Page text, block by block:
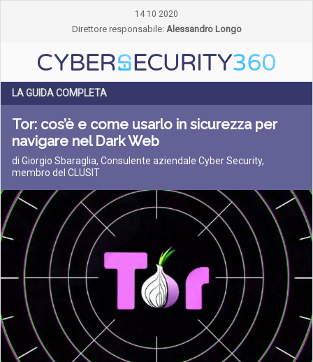
14 10 2020
Direttore responsabile: Alessandro Longo
LA GUIDA COMPLETA
Tor: cos’è e come usarlo in sicurezza per
navigare nel Dark Web
di Giorgio Sbaraglia, Consulente aziendale Cyber Security,
membro del CLUSIT